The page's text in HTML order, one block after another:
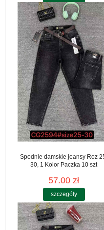
Spodnie damskie jeansy Roz
30, 1 Kolor Paczka 10 szt
57.00 zł
szczegóły